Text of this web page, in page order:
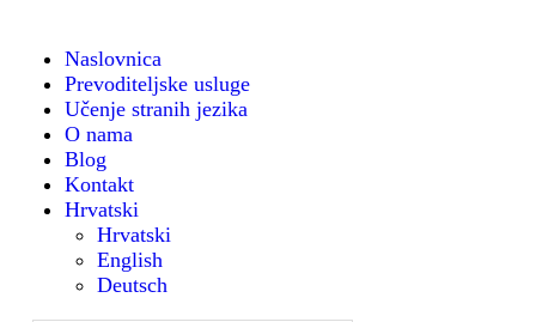
Naslovnica
Prevoditeljske usluge
Učenje stranih jezika
O nama
Blog
Kontakt
Hrvatski
Hrvatski
English
Deutsch
Montanense - strani jezici, tumači i prevoditelji
PREVODITELJSKE
USLUGE
UČENJE STRANIH
JEZIKA